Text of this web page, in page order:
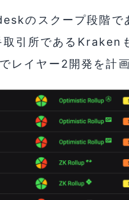
のスクープ段階で
取引所である
レイヤー2開発を計